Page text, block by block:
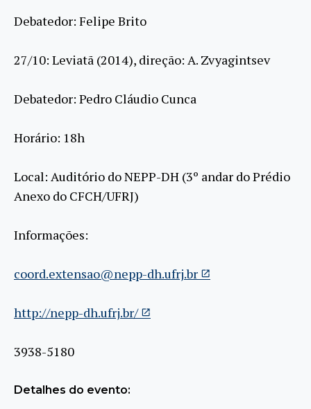
Debatedor: Felipe Brito
27/10: Leviatã (2014), direção: A. Zvyagintsev
Debatedor: Pedro Cláudio Cunca
Horário: 18h
Local: Auditório do NEPP-DH (3º andar do Prédio
Anexo do CFCH/UFRJ)
Informações:
coord.extensao@nepp-dh.ufrj.br
http://nepp-dh.ufrj.br/
3938-5180
Detalhes do evento: